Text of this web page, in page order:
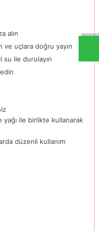
alın
ve uçlara doğru yayın
su ile durulayın
yağı ile birlikte kullanarak
düzenli kullanım